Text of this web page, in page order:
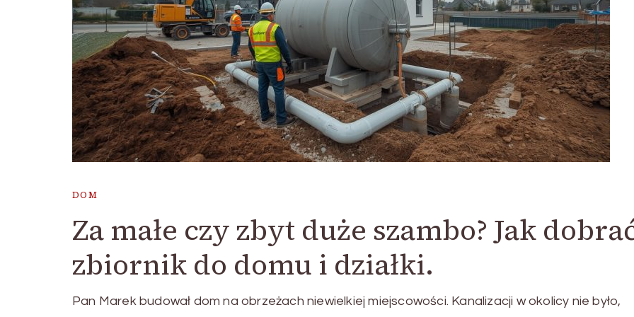
DOM
Za małe czy zbyt duże szambo? Jak
zbiornik do domu i działki.
Pan Marek budował dom na obrzeżach niewielkiej miejscowości. Kanalizacji w okolicy nie było,